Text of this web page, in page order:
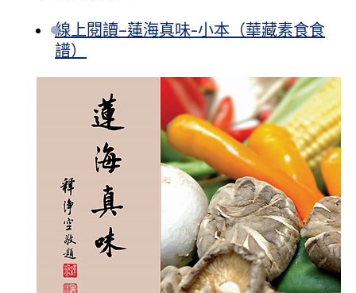
線上閱讀–蓮海真味-小本（華藏素食食
譜）